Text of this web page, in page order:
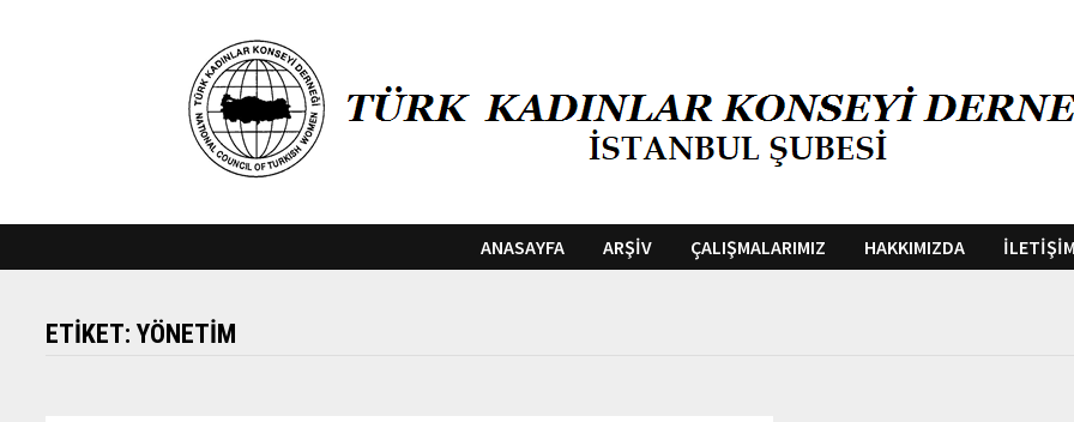
ANASAYFA ARŞİV ÇALIŞMALARIMIZ HAKKIMIZDA
ETIKET:YÖNETIM